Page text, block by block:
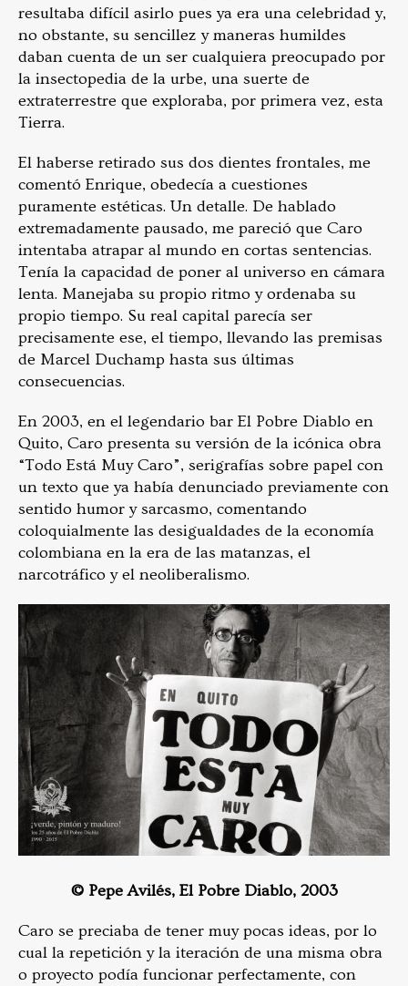
resultaba difícil asirlo pues ya era una celebridad y,
no obstante, su sencillez y maneras humildes
daban cuenta de un ser cualquiera preocupado por
la insectopedia de la urbe, una suerte de
extraterrestre que exploraba, por primera vez, esta
Tierra.
El haberse retirado sus dos dientes frontales, me
comentó Enrique, obedecía a cuestiones
puramente estéticas. Un detalle. De hablado
extremadamente pausado, me pareció que Caro
intentaba atrapar al mundo en cortas sentencias.
Tenía la capacidad de poner al universo en cámara
lenta. Manejaba su propio ritmo y ordenaba su
propio tiempo. Su real capital parecía ser
precisamente ese, el tiempo, llevando las premisas
de Marcel Duchamp hasta sus últimas
consecuencias.
En 2003, en el legendario bar El Pobre Diablo en
Quito, Caro presenta su versión de la icónica obra
“Todo Está Muy Caro”, serigrafías sobre papel con
un texto que ya había denunciado previamente con
sentido humor y sarcasmo, comentando
coloquialmente las desigualdades de la economía
colombiana en la era de las matanzas, el
narcotráfico y el neoliberalismo.
©️ Pepe Avilés, El Pobre Diablo, 2003
Caro se preciaba de tener muy pocas ideas, por lo
cual la repetición y la iteración de una misma obra
o proyecto podía funcionar perfectamente, con